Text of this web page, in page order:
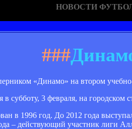
НОВОСТИ
###
«Динамо» на втором
в субботу, 3 февраля, на
в 1996 год. До 2012 года
– действующий участник лиги